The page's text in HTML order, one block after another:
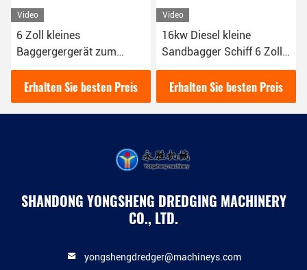
Video
6 Zoll kleines
Baggergergerät zum
Baggen von Sand mit
weißem Aussehen
Erhalten Sie besten Preis
Video
16kw Diesel kleine
Sandbagger Schiff 6 Zoll
für Sandbagger im Fluss
Erhalten Sie besten Preis
SHANDONG YONGSHENG DREDGING MACHINERY
CO., LTD.
yongshengdredger@machineys.com